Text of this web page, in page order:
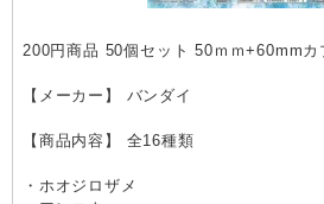
200円商品 50個セット 50ｍｍ+60mmカ
【メーカー】 バンダイ
【商品内容】 全16種類
・ホオジロザメ